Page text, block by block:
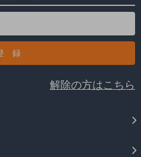
解除の方はこちら